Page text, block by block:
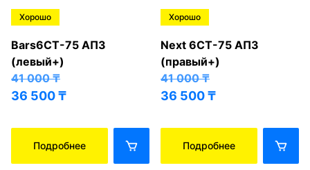
Хорошо
Bars6СТ-75 АПЗ
(левый+)
41 000₸
36 500₸
Подробнее
Хорошо
Next 6СТ-75 АПЗ
(правый+)
41 000₸
36 500₸
Подробнее